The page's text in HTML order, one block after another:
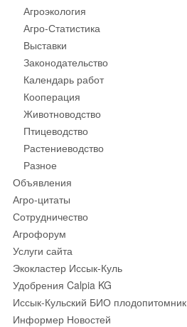
Агроэкология
Агро-Статистика
Выставки
Законодательство
Календарь работ
Кооперация
Животноводство
Птицеводство
Растениеводство
Разное
Объявления
Агро-цитаты
Сотрудничество
Агрофорум
Услуги сайта
Экокластер Иссык-Куль
Удобрения Calpia KG
Иссык-Кульский БИО плодопитомник
Информер Новостей